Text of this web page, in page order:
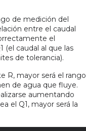
de medición del
entre el caudal
el
(el caudal al que las
de tolerancia).
R, mayor será el rango
de agua que fluye.
aumentando
el Q1, mayor será la